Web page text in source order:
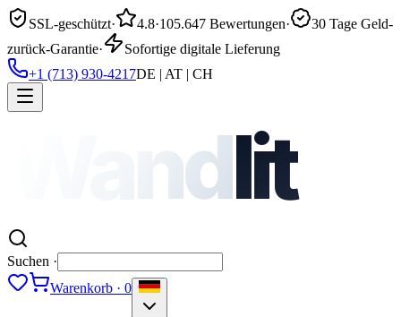
SSL-geschützt· 4.8·105.647 Bewertungen·
30 Tage Geld-
zurück-Garantie·
Sofortige digitale Lieferung
+1 (713) 930-4217DE | AT | CH
Wandlit
Suchen ·
Warenkorb · 0